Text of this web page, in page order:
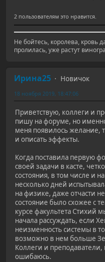
2 пользователям это нравится.
Не бойтесь, королева, кровь
пролилась, уже растут
Ирина25
Новичок
18 ноября 2019, 18:47:06
Приветствую, коллеги и
пишу на форуме, но
меня появилось желание,
и описать эффекты.
Когда поставила первую
своей задачи в касте,
состояния, в том числе и
несколько дней
на физике, даже отчасти
состояние было схожее с
курсе факультета Стихий
начала рассуждать, если
неизменность системы в
возможно в нем больше
Коллеги и
ошибаюсь.